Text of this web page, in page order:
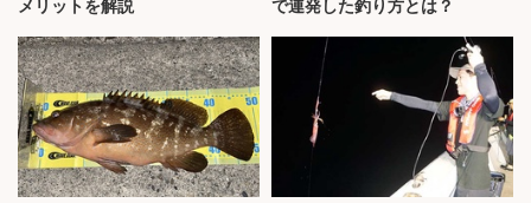
メリットを解説
で連発した釣り方とは？